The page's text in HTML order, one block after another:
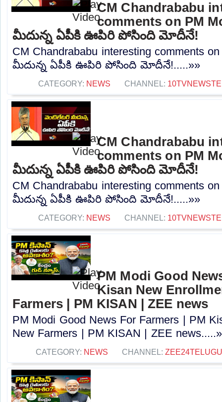
CM Chandrababu
comments on PM
మీదున్న ఏపీకి ఊపిరి పోసింది మోదీనే!
CM Chandrababu interesting comments
మీదున్న ఏపీకి ఊపిరి పోసింది మోదీనే!.....»»
CATEGORY: NEWS CHANNEL:
CM Chandrababu
comments on PM
మీదున్న ఏపీకి ఊపిరి పోసింది మోదీనే!
CM Chandrababu interesting comments
మీదున్న ఏపీకి ఊపిరి పోసింది మోదీనే!.....»»
CATEGORY: NEWS CHANNEL:
PM Modi Good
Kisan New
Farmers | PM KISAN | ZEE news
PM Modi Good News For Farmers | PM
New Farmers | PM KISAN | ZEE
CATEGORY: NEWS CHANNEL: